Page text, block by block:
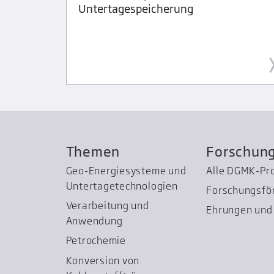
Untertagespeicherung
Themen
Geo-Energiesysteme und
Untertage­technologien
Verarbeitung und
Anwendung
Petrochemie
Konversion von
Forschung
Alle DGMK-
Ehrungen